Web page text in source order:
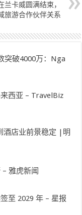
兰卡威圆满结束，
旅游合作伙伴关系
突破4000万：Nga
西亚 – TravelBiz
酒店业前景稳定 |明
雅虎新闻
至 2029 年 – 星报